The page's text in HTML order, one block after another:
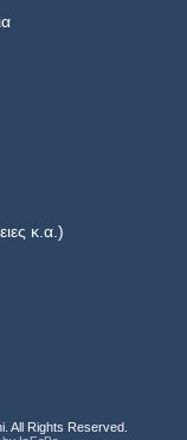
κ.α.)
All Rights Reserved.